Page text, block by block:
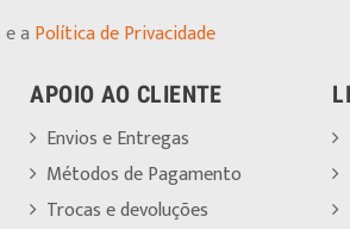
e a Política de Privacidade
APOIO AO CLIENTE
Envios e Entregas
Métodos de Pagamento
Trocas e devoluções